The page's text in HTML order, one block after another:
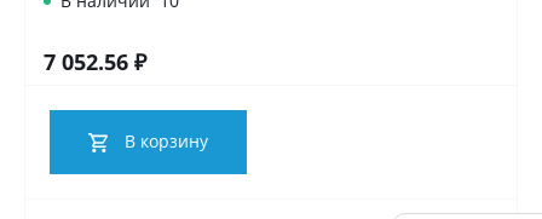
7 052.56 ₽
В корзину